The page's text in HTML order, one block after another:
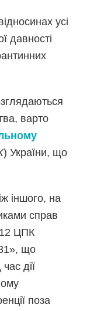
усі
давності
варто
) України, що
іншого, на
справ
ЦПК
1», що
дії
поза